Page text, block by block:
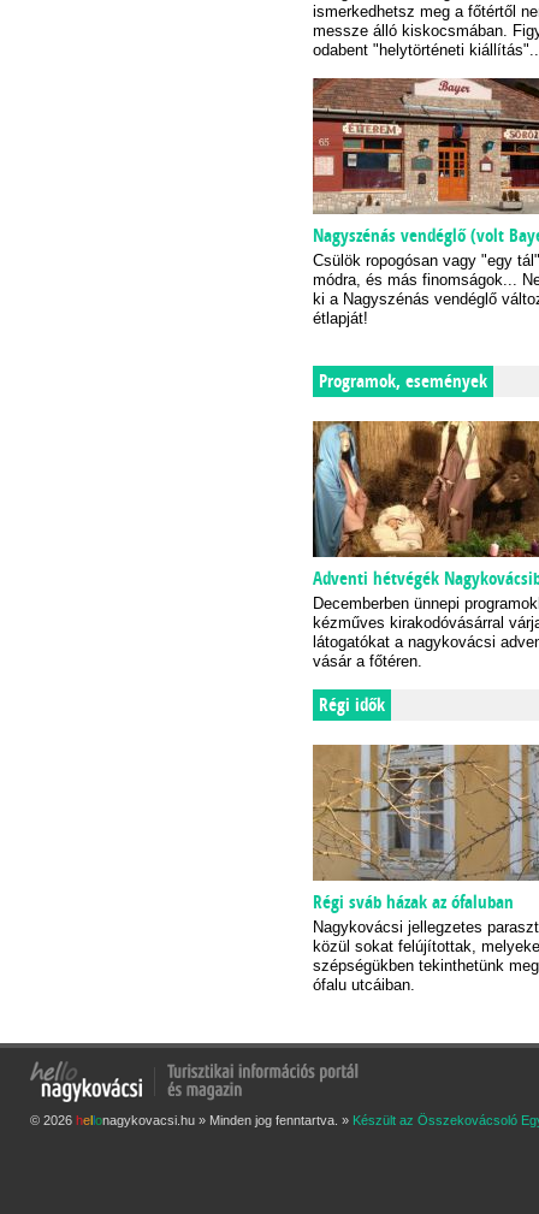
ismerkedhetsz meg a főtértől
messze álló kiskocsmában.
odabent "helytörténeti
Nagyszénás vendéglő (volt
Csülök ropogósan vagy "egy tál"
módra, és más finomságok...
ki a Nagyszénás vendéglő
étlapját!
Programok, események
Adventi hétvégék
Decemberben ünnepi
kézműves kirakodóvásárral
látogatókat a nagykovácsi
vásár a főtéren.
Régi idők
Régi sváb házak az ófaluban
Nagykovácsi jellegzetes
közül sokat felújítottak,
szépségükben tekinthetünk
ófalu utcáiban.
© 2026 hellonagykovacsi.hu » Minden jog fenntartva. » Készült az Összekovácsoló